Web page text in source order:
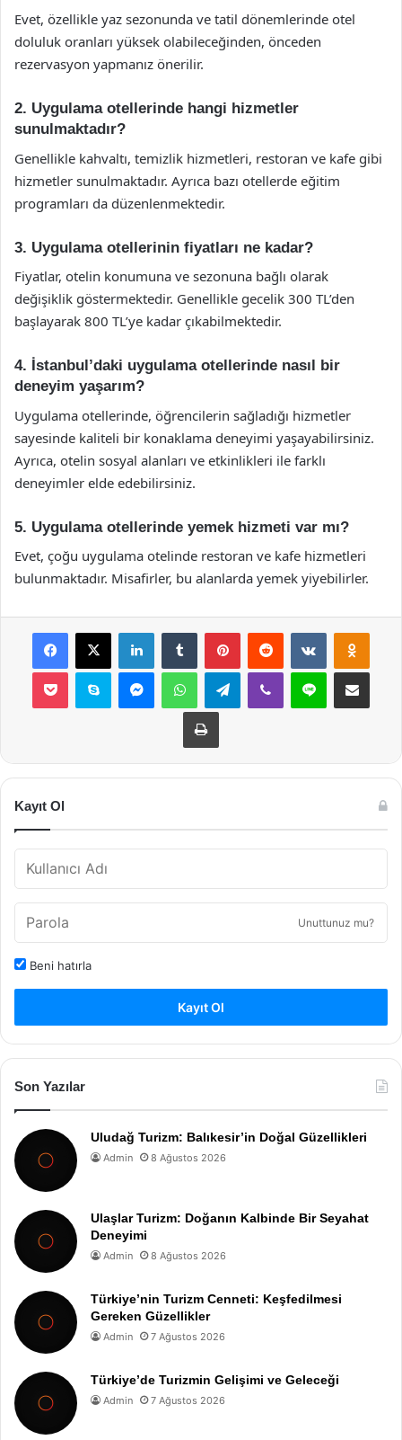
Evet, özellikle yaz sezonunda ve tatil dönemlerinde otel
doluluk oranları yüksek olabileceğinden, önceden
rezervasyon yapmanız önerilir.
2. Uygulama otellerinde hangi hizmetler
sunulmaktadır?
Genellikle kahvaltı, temizlik hizmetleri, restoran ve kafe gibi
hizmetler sunulmaktadır. Ayrıca bazı otellerde eğitim
programları da düzenlenmektedir.
3. Uygulama otellerinin fiyatları ne kadar?
Fiyatlar, otelin konumuna ve sezonuna bağlı olarak
değişiklik göstermektedir. Genellikle gecelik 300 TL’den
başlayarak 800 TL’ye kadar çıkabilmektedir.
4. İstanbul’daki uygulama otellerinde nasıl bir
deneyim yaşarım?
Uygulama otellerinde, öğrencilerin sağladığı hizmetler
sayesinde kaliteli bir konaklama deneyimi yaşayabilirsiniz.
Ayrıca, otelin sosyal alanları ve etkinlikleri ile farklı
deneyimler elde edebilirsiniz.
5. Uygulama otellerinde yemek hizmeti var mı?
Evet, çoğu uygulama otelinde restoran ve kafe hizmetleri
bulunmaktadır. Misafirler, bu alanlarda yemek yiyebilirler.
Facebook
X LinkedInTumblr PinterestReddit VKontakte
Pocket Skype MessengerWhatsAppTelegramViber Line E-Posta ile
Yazdır
Kayıt Ol
Unuttunuz mu?
Beni hatırla
Kayıt Ol
Son Yazılar
Uludağ Turizm: Balıkesir’in Doğal Güzellikleri
Admin 8 Ağustos 2026
Ulaşlar Turizm: Doğanın Kalbinde Bir Seyahat
Deneyimi
Admin 8 Ağustos 2026
Türkiye’nin Turizm Cenneti: Keşfedilmesi
Gereken Güzellikler
Admin 7 Ağustos 2026
Türkiye’de Turizmin Gelişimi ve Geleceği
Admin 7 Ağustos 2026